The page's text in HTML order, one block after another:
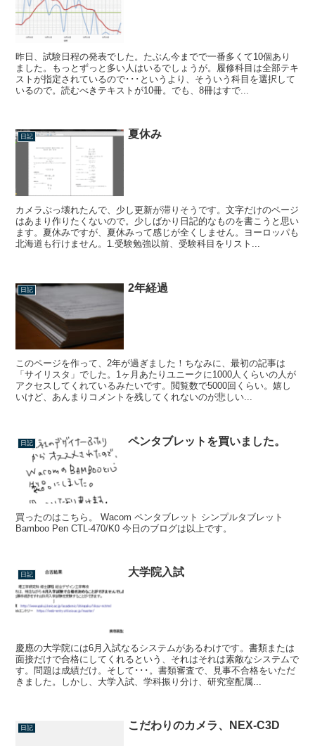
昨日、試験日程の発表でした。たぶん今までで一番多くて10個あり
ました。もっとずっと多い人はいるでしょうが。履修科目は全部テキ
ストが指定されているので･･･というより、そういう科目を選択して
いるので。読むべきテキストが10冊。でも、8冊はすで...
日記 夏休み
カメラぶっ壊れたんで、少し更新が滞りそうです。文字だけのページ
はあまり作りたくないので。少しばかり日記的なものを書こうと思い
ます。夏休みですが、夏休みって感じが全くしません。ヨーロッパも
北海道も行けません。1.受験勉強以前、受験科目をリスト...
日記 2年経過
このページを作って、2年が過ぎました！ちなみに、最初の記事は
「サイリスタ」でした。1ヶ月あたりユニークに1000人くらいの人が
アクセスしてくれているみたいです。閲覧数で5000回くらい。嬉し
いけど、あんまりコメントを残してくれないのが悲しい...
日記 ペンタブレットを買いました。
買ったのはこちら。 Wacom ペンタブレット シンプルタブレット
Bamboo Pen CTL-470/K0 今日のブログは以上です。
日記 大学院入試
慶應の大学院には6月入試なるシステムがあるわけです。書類または
面接だけで合格にしてくれるという、それはそれは素敵なシステムで
す。問題は成績だけ。そして･･･。書類審査で、見事不合格をいただ
きました。しかし、大学入試、学科振り分け、研究室配属...
日記 こだわりのカメラ、NEX-C3D